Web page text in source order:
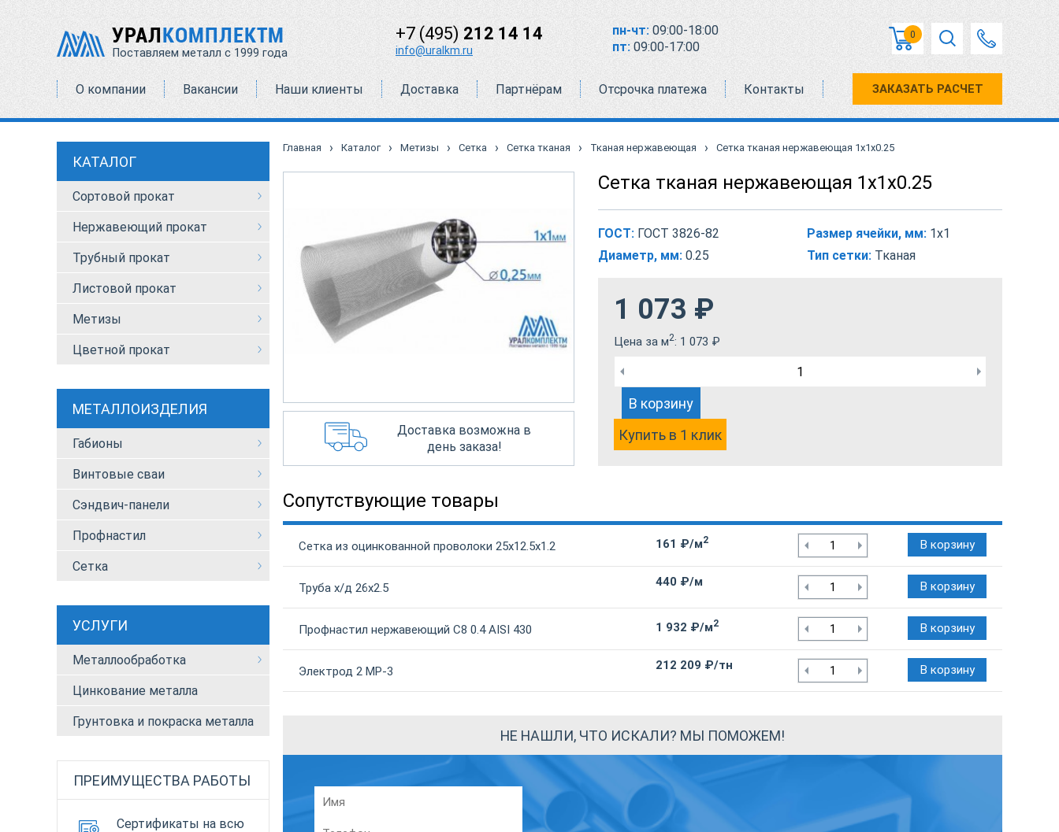
УРАЛКОМПЛЕКТМ
Поставляем металл с 1999 года
+7 (495) 212 14 14
info@uralkm.ru
пн-чт: 09:00-18:00
пт: 09:00-17:00
0
О компании Вакансии Наши клиенты Доставка Партнёрам Отсрочка платежа Контакты ЗАКАЗАТЬ РАСЧЕТ
КАТАЛОГ
Сортовой прокат
Нержавеющий прокат
Трубный прокат
Листовой прокат
Метизы
Цветной прокат
МЕТАЛЛОИЗДЕЛИЯ
Габионы
Винтовые сваи
Сэндвич-панели
Профнастил
Сетка
УСЛУГИ
Металлообработка
Цинкование металла
Грунтовка и покраска металла
ПРЕИМУЩЕСТВА РАБОТЫ
Сертификаты на всю
Главная › Каталог › Метизы › Сетка › Сетка тканая › Тканая нержавеющая › Сетка тканая нержавеющая 1х1х0.25
Доставка возможна в
день заказа!
Сетка тканая нержавеющая 1х1х0.25
ГОСТ: ГОСТ 3826-82
Диаметр, мм: 0.25
Размер ячейки, мм: 1х1
Тип сетки: Тканая
1 073 ₽
Цена за м2: 1 073 ₽
В корзину
Купить в 1 клик
Сопутствующие товары
Сетка из оцинкованной проволоки 25х12.5х1.2 161 ₽/м2 В корзину
Труба х/д 26х2.5 440 ₽/м В корзину
Профнастил нержавеющий С8 0.4 AISI 430 1 932 ₽/м2 В корзину
Электрод 2 МР-3 212 209 ₽/тн В корзину
НЕ НАШЛИ, ЧТО ИСКАЛИ? МЫ ПОМОЖЕМ!